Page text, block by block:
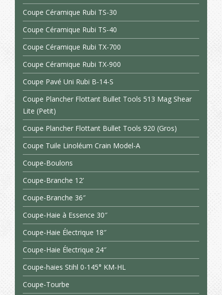
Coupe Céramique Rubi TS-30
Coupe Céramique Rubi TS-40
Coupe Céramique Rubi TX-700
Coupe Céramique Rubi TX-900
Coupe Pavé Uni Rubi B-14-S
Coupe Plancher Flottant Bullet Tools 513 Mag Shear
Lite (Petit)
Coupe Plancher Flottant Bullet Tools 920 (Gros)
Coupe Tuile Linoléum Crain Model-A
Coupe-Boulons
Coupe-Branche 12’
Coupe-Branche 36″
Coupe-Haie à Essence 30″
Coupe-Haie Électrique 18″
Coupe-Haie Électrique 24″
Coupe-haies Stihl 0-145° KM-HL
Coupe-Tourbe